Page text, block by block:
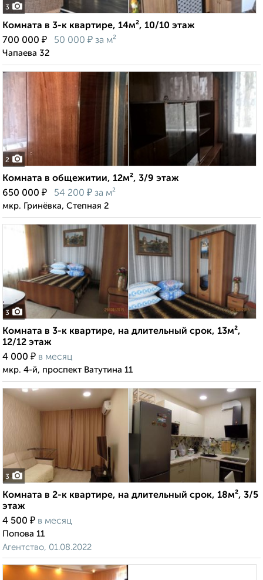
3
Комната в 3-к квартире, 14м², 10/10 этаж
700 000 ₽ 50 000 ₽ за м²
Чапаева 32
2
Комната в общежитии, 12м², 3/9 этаж
650 000 ₽ 54 200 ₽ за м²
мкр. Гринёвка, Степная 2
3
Комната в 3-к квартире, на длительный срок, 13м²,
12/12 этаж
4 000 ₽ в месяц
мкр. 4-й, проспект Ватутина 11
3
Комната в 2-к квартире, на длительный срок, 18м², 3/5
этаж
4 500 ₽ в месяц
Попова 11
Агентство, 01.08.2022